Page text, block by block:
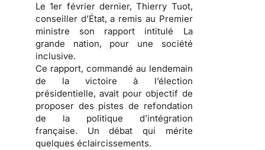
Le 1er février dernier, Thierry Tuot,
conseiller d’État, a remis au Premier
ministre son rapport intitulé La
grande nation, pour une société
inclusive.
Ce rapport, commandé au lendemain
de la victoire à l’élection
présidentielle, avait pour objectif de
proposer des pistes de refondation
de la politique d’intégration
française. Un débat qui mérite
quelques éclaircissements.